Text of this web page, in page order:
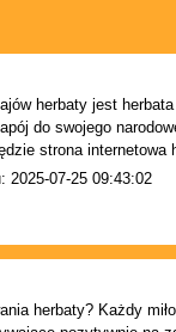
herbaty jest
do swojego
strona internetowa
2025-07-25 09:43:02
herbaty? Każdy